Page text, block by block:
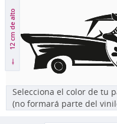
12 cm
de alto
Selecciona el color de tu
(no formará parte del